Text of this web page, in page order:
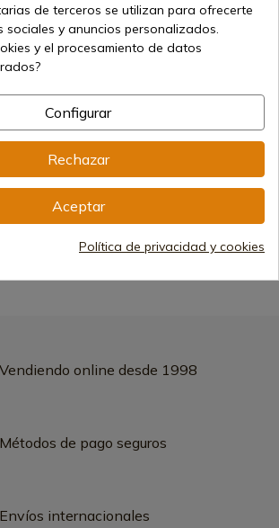
Vendiendo online desde 1998
Métodos de pago seguros
Envíos internacionales
de terceros se utilizan para ofrecerte
sociales y anuncios personalizados.
y el procesamiento de datos
Configurar
Rechazar
Aceptar
Política de privacidad y cookies